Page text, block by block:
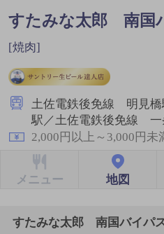
すたみな太郎 南国
[焼肉]
土佐電鉄後免線 明見
駅／土佐電鉄後免線 一
2,000円以上～3,000円未
メニュー 地図
すたみな太郎 南国バイパ